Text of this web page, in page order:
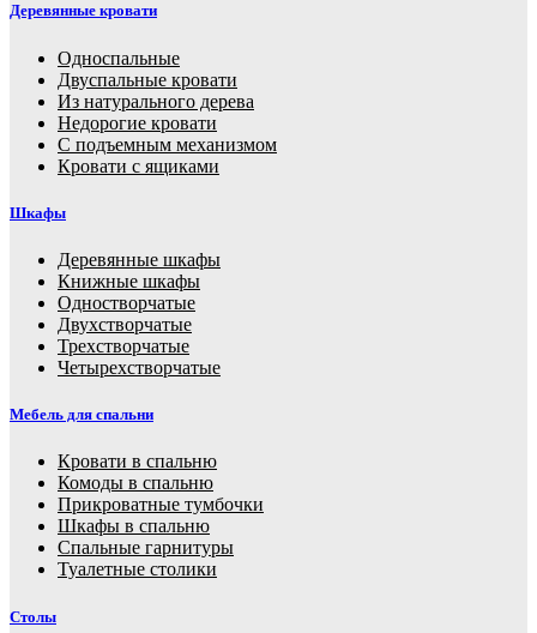
Деревянные кровати
Односпальные
Двуспальные кровати
Из натурального дерева
Недорогие кровати
С подъемным механизмом
Кровати с ящиками
Шкафы
Деревянные шкафы
Книжные шкафы
Одностворчатые
Двухстворчатые
Трехстворчатые
Четырехстворчатые
Мебель для спальни
Кровати в спальню
Комоды в спальню
Прикроватные тумбочки
Шкафы в спальню
Спальные гарнитуры
Туалетные столики
Столы